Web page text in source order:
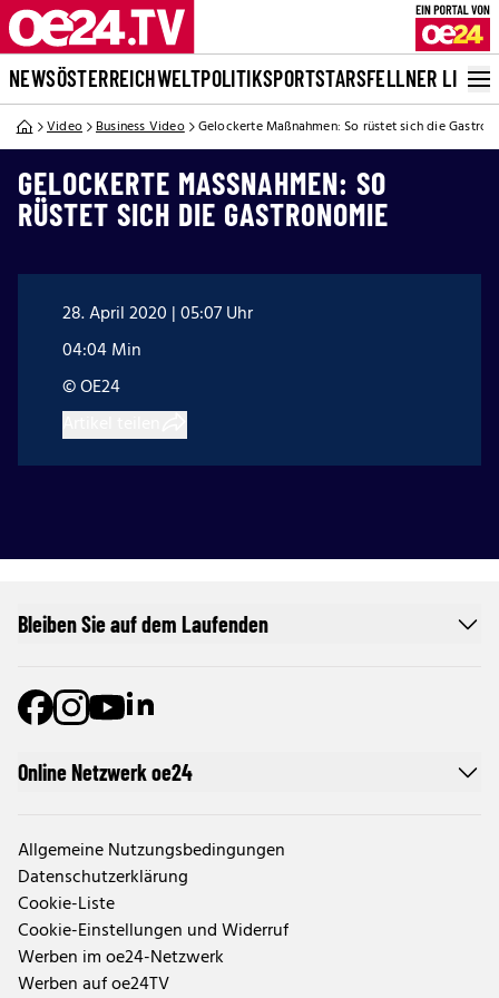
NEWSÖSTERREICHWELTPOLITIKSPORTSTARSFELLNER LIVE
Video Business Video Gelockerte Maßnahmen: So rüstet sich die
GELOCKERTE MASSNAHMEN: SO R
ÜSTET SICH DIE GASTRONOMIE
28. April 2020 | 05:07 Uhr
04:04 Min
© OE24
Online Netzwerk oe24
Allgemeine Nutzungsbedingungen
Datenschutzerklärung
Cookie-Liste
Cookie-Einstellungen und Widerruf
Werben im oe24-Netzwerk
Werben auf oe24TV
Bleiben Sie auf dem Laufenden